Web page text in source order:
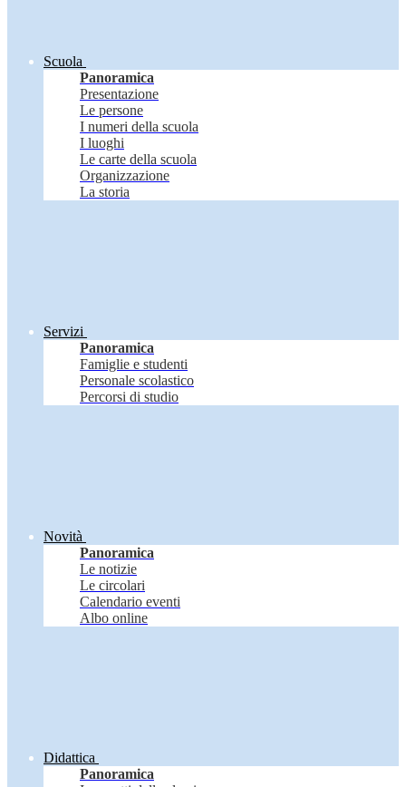
Scuola
Panoramica
Presentazione
Le persone
I numeri della scuola
I luoghi
Le carte della scuola
Organizzazione
La storia
Servizi
Panoramica
Famiglie e studenti
Personale scolastico
Percorsi di studio
Novità
Panoramica
Le notizie
Le circolari
Calendario eventi
Albo online
Didattica
Panoramica